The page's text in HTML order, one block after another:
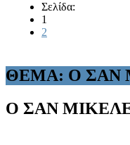
Σελίδα:
1
2
ΘΕΜΑ: Ο ΣΑΝ
Ο ΣΑΝ